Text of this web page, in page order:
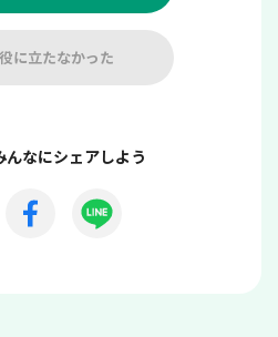
に立たなかった
んなにシェアしよう